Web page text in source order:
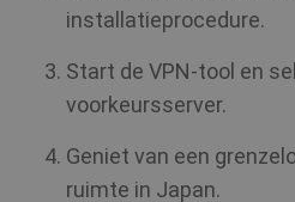
installatieprocedure.
Start de VPN-tool en
voorkeursserver.
Geniet van een
ruimte in Japan.
PHPSESSID